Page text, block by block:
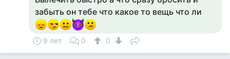
забыть он тебе что какое то вещь что ли
9 лет 0 0